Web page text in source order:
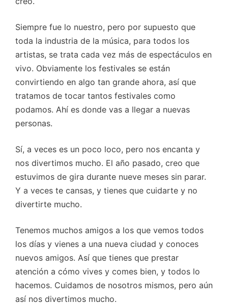
Siempre fue lo nuestro, pero por supuesto que
toda la industria de la música, para todos los
artistas, se trata cada vez más de espectáculos en
vivo. Obviamente los festivales se están
convirtiendo en algo tan grande ahora, así que
tratamos de tocar tantos festivales como
podamos. Ahí es donde vas a llegar a nuevas
personas.
Sí, a veces es un poco loco, pero nos encanta y
nos divertimos mucho. El año pasado, creo que
estuvimos de gira durante nueve meses sin parar.
Y a veces te cansas, y tienes que cuidarte y no
divertirte mucho.
Tenemos muchos amigos a los que vemos todos
los días y vienes a una nueva ciudad y conoces
nuevos amigos. Así que tienes que prestar
atención a cómo vives y comes bien, y todos lo
hacemos. Cuidamos de nosotros mismos, pero aún
así nos divertimos mucho.